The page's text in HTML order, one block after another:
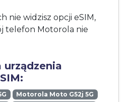
nie widzisz opcji eSIM,
telefon Motorola nie
Motorola Moto G52j 5G